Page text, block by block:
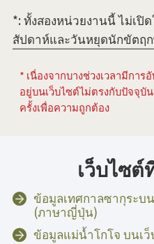
*: ทั้งสองหน่วยงานนี้ ไม่เปิ
สัปดาห์และวันหยุดนักขัตฤ
* เนื่องจากบางช่วงเวลามีกา
อยู่บนเว็บไซต์ไม่ตรงกับปัจจุ
ครั้งเพื่อความถูกต้อง
เว็บไซต์
ข้อมูลเทศกาลซากุระบ
(ภาษาญี่ปุ่น)
ข้อมูลแม่น้ำโกโจ บนเ